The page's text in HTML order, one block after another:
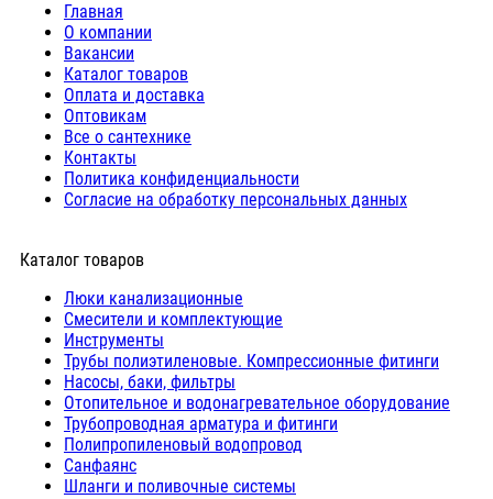
Главная
О компании
Вакансии
Каталог товаров
Оплата и доставка
Оптовикам
Все о сантехнике
Контакты
Политика конфиденциальности
Согласие на обработку персональных данных
Каталог товаров
Люки канализационные
Cмесители и комплектующие
Инструменты
Трубы полиэтиленовые. Компрессионные фитинги
Насосы, баки, фильтры
Отопительное и водонагревательное оборудование
Трубопроводная арматура и фитинги
Полипропиленовый водопровод
Санфаянс
Шланги и поливочные системы